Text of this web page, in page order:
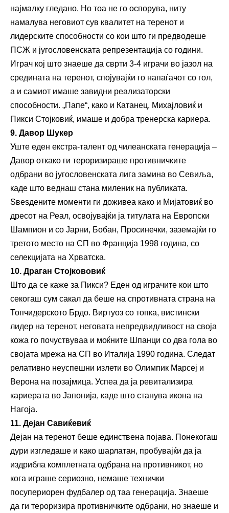
најмалку гледано. Но тоа не го оспорува, ниту
намалува неговиот сув квалитет на теренот и
лидерските способности со кои што ги предводеше
ПСЖ и југословенската репрезентација со години.
Играч кој што знаеше да сврти 3-4 играчи во јазол на
средината на теренот, спојувајќи го напаѓачот со гол,
а и самиот имаше завидни реализаторски
способности. „Папе“, како и Катанец, Михајловиќ и
Пикси Стојковиќ, имаше и добра тренерска кариера.
9. Давор Шукер
Уште еден екстра-талент од чилеанската генерација –
Давор откако ги тероризираше противничките
одбрани во југословенската лига замина во Севиља,
каде што веднаш стана миленик на публиката.
Ѕвеѕдените моменти ги доживеа како и Мијатовиќ во
дресот на Реал, освојувајќи ја титулата на Европски
Шампион и со Јарни, Бобан, Просинечки, заземајќи го
третото место на СП во Франција 1998 година, со
селекцијата на Хрватска.
10. Драган Стојкововиќ
Што да се каже за Пикси? Еден од играчите кои што
секогаш сум сакал да беше на спротивната страна на
Топчидерското Брдо. Виртуоз со топка, вистински
лидер на теренот, неговата непредвидливост на своја
кожа го почуствуваа и моќните Шпанци со два гола во
својата мрежа на СП во Италија 1990 година. Следат
релативно неуспешни излети во Олимпик Марсеј и
Верона на позајмица. Успеа да ја ревитализира
кариерата во Јапонија, каде што станува икона на
Нагоја.
11. Дејан Савиќевиќ
Дејан на теренот беше единствена појава. Понекогаш
дури изгледаше и како шарлатан, пробувајќи да ја
издрибла комплетната одбрана на противникот, но
кога играше сериозно, немаше технички
посупериорен фудбалер од таа генерација. Знаеше
да ги тероризира противничките одбрани, но знаеше и